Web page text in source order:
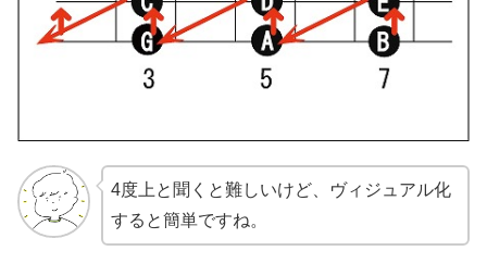
4度上と聞くと難しいけど、ヴィジュアル化
すると簡単ですね。